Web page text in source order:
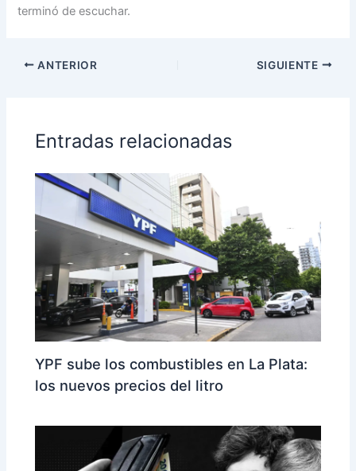
terminó de escuchar.
ANTERIOR SIGUIENTE
Entradas relacionadas
YPF sube los combustibles en La Plata:
los nuevos precios del litro